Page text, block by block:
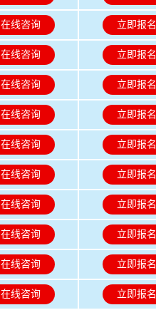
在线咨询 立即报名
在线咨询 立即报名
在线咨询 立即报名
在线咨询 立即报名
在线咨询 立即报名
在线咨询 立即报名
在线咨询 立即报名
在线咨询 立即报名
在线咨询 立即报名
在线咨询 立即报名